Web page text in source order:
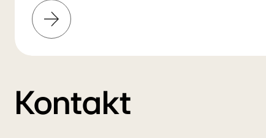
Mehr
erfahren
Kontakt